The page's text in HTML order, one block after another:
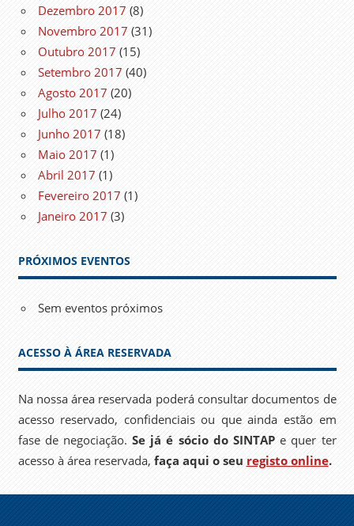
Dezembro 2017 (8)
Novembro 2017 (31)
Outubro 2017 (15)
Setembro 2017 (40)
Agosto 2017 (20)
Julho 2017 (24)
Junho 2017 (18)
Maio 2017 (1)
Abril 2017 (1)
Fevereiro 2017 (1)
Janeiro 2017 (3)
PRÓXIMOS EVENTOS
Sem eventos próximos
ACESSO À ÁREA RESERVADA
Na nossa área reservada poderá consultar documentos de
acesso reservado, confidenciais ou que ainda estão em
fase de negociação.Se já é sócio do SINTAPe quer ter
acesso à área reservada, faça aqui o seu registo online.